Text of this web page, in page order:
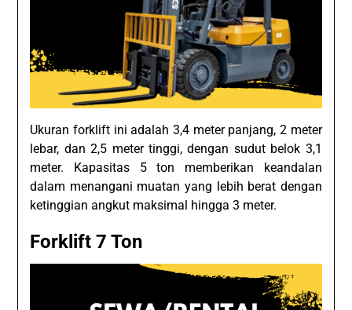
Ukuran forklift ini adalah 3,4 meter panjang, 2 meter
lebar, dan 2,5 meter tinggi, dengan sudut belok 3,1
meter. Kapasitas 5 ton memberikan keandalan
dalam menangani muatan yang lebih berat dengan
ketinggian angkut maksimal hingga 3 meter.
Forklift 7 Ton